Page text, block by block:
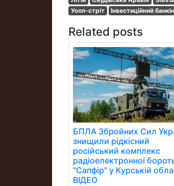
Уолл-стріт
Інвестиційний
Related posts
БПЛА Збройних Сил
знищили рідкісний
російський комплекс
радіоелектронної
"Сапфір" у Курській
ВІДЕО